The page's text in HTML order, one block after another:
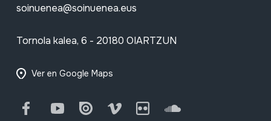
soinuenea@soinuenea.eus
Tornola kalea, 6 - 20180 OIARTZUN
Ver en Google Maps
FacebookYoutube Issuu Vimeo Flickr SoundCloud